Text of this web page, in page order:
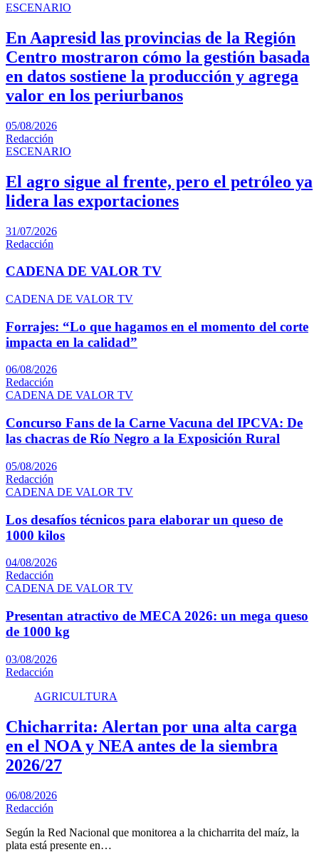
ESCENARIO
En Aapresid las provincias de la Región
Centro mostraron cómo la gestión basada
en datos sostiene la producción y agrega
valor en los periurbanos
05/08/2026
Redacción
ESCENARIO
El agro sigue al frente, pero el petróleo ya
lidera las exportaciones
31/07/2026
Redacción
CADENA DE VALOR TV
CADENA DE VALOR TV
Forrajes: “Lo que hagamos en el momento del corte
impacta en la calidad”
06/08/2026
Redacción
CADENA DE VALOR TV
Concurso Fans de la Carne Vacuna del IPCVA: De
las chacras de Río Negro a la Exposición Rural
05/08/2026
Redacción
CADENA DE VALOR TV
Los desafíos técnicos para elaborar un queso de
1000 kilos
04/08/2026
Redacción
CADENA DE VALOR TV
Presentan atractivo de MECA 2026: un mega queso
de 1000 kg
03/08/2026
Redacción
AGRICULTURA
Chicharrita: Alertan por una alta carga
en el NOA y NEA antes de la siembra
2026/27
06/08/2026
Redacción
Según la Red Nacional que monitorea a la chicharrita del maíz, la
plata está presente en…